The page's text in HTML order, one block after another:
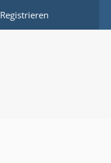
Registrieren